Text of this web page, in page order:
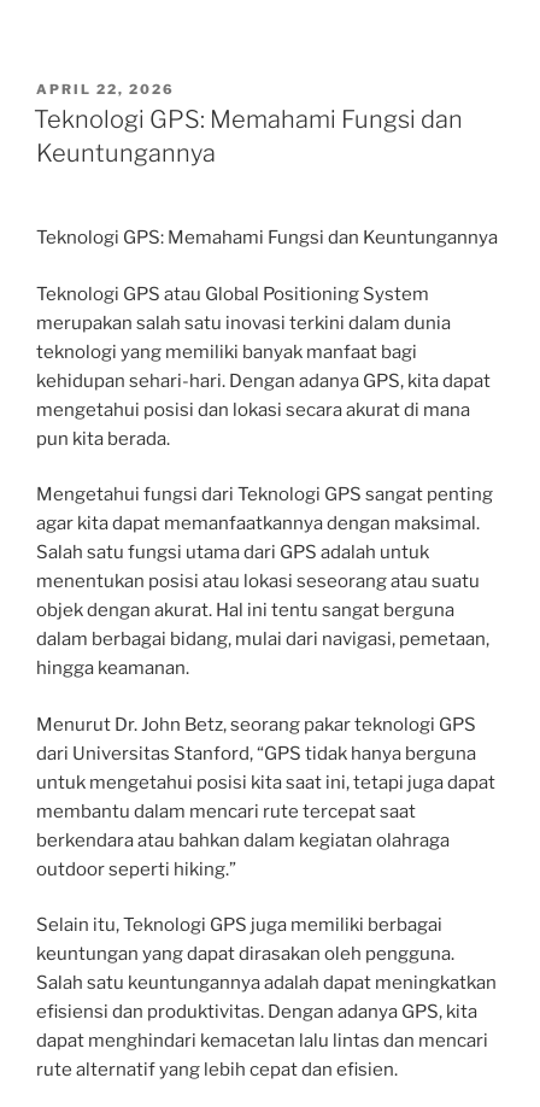
POSTED
ON
APRIL 22, 2026
Teknologi GPS: Memahami Fungsi dan
Keuntungannya
Teknologi GPS: Memahami Fungsi dan Keuntungannya
Teknologi GPS atau Global Positioning System
merupakan salah satu inovasi terkini dalam dunia
teknologi yang memiliki banyak manfaat bagi
kehidupan sehari-hari. Dengan adanya GPS, kita dapat
mengetahui posisi dan lokasi secara akurat di mana
pun kita berada.
Mengetahui fungsi dari Teknologi GPS sangat penting
agar kita dapat memanfaatkannya dengan maksimal.
Salah satu fungsi utama dari GPS adalah untuk
menentukan posisi atau lokasi seseorang atau suatu
objek dengan akurat. Hal ini tentu sangat berguna
dalam berbagai bidang, mulai dari navigasi, pemetaan,
hingga keamanan.
Menurut Dr. John Betz, seorang pakar teknologi GPS
dari Universitas Stanford, “GPS tidak hanya berguna
untuk mengetahui posisi kita saat ini, tetapi juga dapat
membantu dalam mencari rute tercepat saat
berkendara atau bahkan dalam kegiatan olahraga
outdoor seperti hiking.”
Selain itu, Teknologi GPS juga memiliki berbagai
keuntungan yang dapat dirasakan oleh pengguna.
Salah satu keuntungannya adalah dapat meningkatkan
efisiensi dan produktivitas. Dengan adanya GPS, kita
dapat menghindari kemacetan lalu lintas dan mencari
rute alternatif yang lebih cepat dan efisien.